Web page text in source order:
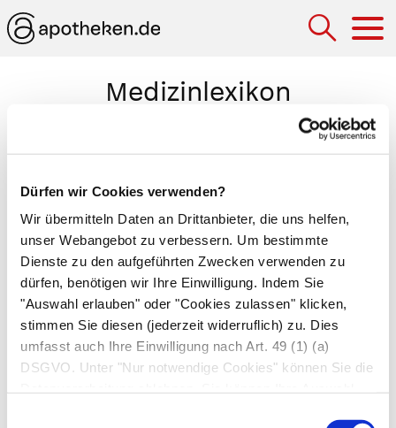
Dürfen wir Cookies verwenden?
Wir übermitteln Daten an Drittanbieter, die uns helfen,
unser Webangebot zu verbessern. Um bestimmte
Dienste zu den aufgeführten Zwecken verwenden zu
dürfen, benötigen wir Ihre Einwilligung. Indem Sie
"Auswahl erlauben" oder "Cookies zulassen" klicken,
stimmen Sie diesen (jederzeit widerruflich) zu. Dies
umfasst auch Ihre Einwilligung nach Art. 49 (1) (a)
DSGVO. Unter "Nur notwendige Cookies" können Sie die
Medizinlexikon
Maiglöckchen (Convallaria majalis)
Wurzeln in spezieller Aufbereitung als Herzmittel
verwendet werden. Das Maiglöckchen wächst
als Staude in schattigen Wäldern und Büschen
und trägt im Mai eine Blütenrispe aus
charakteristischen weißen Glöckchen. Das
Maiglöckchen enthältGlykoside(vor allem
Convallatoxin), die ähnlich wirken wie die
Digitalisglykoside
des Roten Fingerhuts. Die
Glykoside erhöhen die Schlagkraft des Herzens